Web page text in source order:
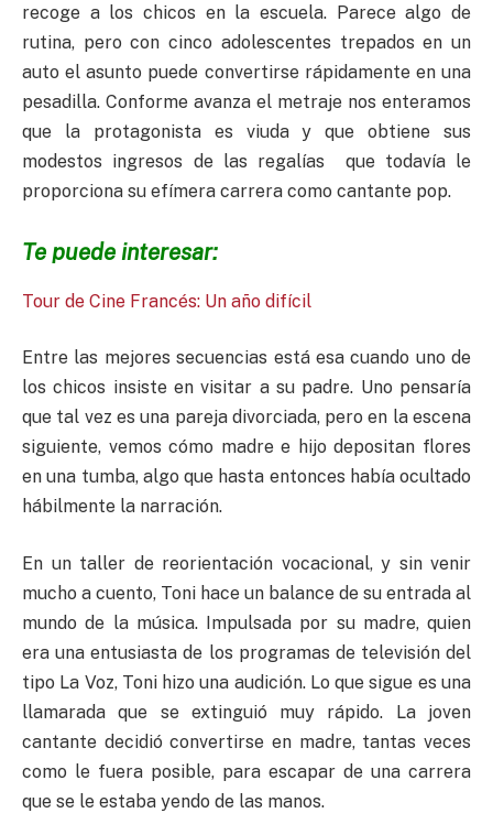
recoge a los chicos en la escuela. Parece algo de
rutina, pero con cinco adolescentes trepados en un
auto el asunto puede convertirse rápidamente en una
pesadilla. Conforme avanza el metraje nos enteramos
que la protagonista es viuda y que obtiene sus
modestos ingresos de las regalías que todavía le
proporciona su efímera carrera como cantante pop.
Te puede interesar:
Tour de Cine Francés: Un año difícil
Entre las mejores secuencias está esa cuando uno de
los chicos insiste en visitar a su padre. Uno pensaría
que tal vez es una pareja divorciada, pero en la escena
siguiente, vemos cómo madre e hijo depositan flores
en una tumba, algo que hasta entonces había ocultado
hábilmente la narración.
En un taller de reorientación vocacional, y sin venir
mucho a cuento, Toni hace un balance de su entrada al
mundo de la música. Impulsada por su madre, quien
era una entusiasta de los programas de televisión del
tipo La Voz, Toni hizo una audición. Lo que sigue es una
llamarada que se extinguió muy rápido. La joven
cantante decidió convertirse en madre, tantas veces
como le fuera posible, para escapar de una carrera
que se le estaba yendo de las manos.